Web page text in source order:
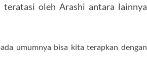
teratasi oleh Arashi antara lainnya
umumnya bisa kita terapkan dengan